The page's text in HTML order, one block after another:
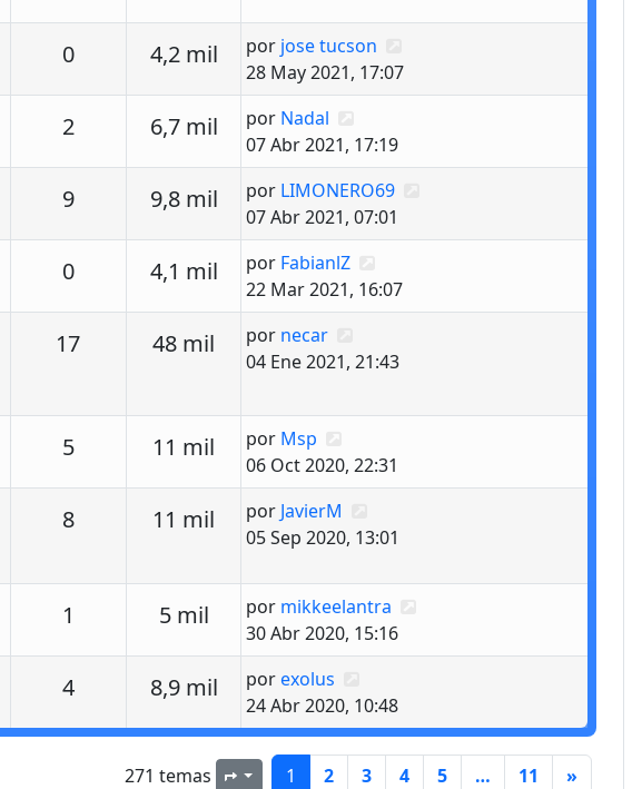
0Respuestas
4,2 milVistasÚltimo mensaje
por jose tucson
28 May 2021, 17:07
2Respuestas
6,7 milVistasÚltimo mensaje
por Nadal
07 Abr 2021, 17:19
9Respuestas
9,8 milVistasÚltimo mensaje
por LIMONERO69
07 Abr 2021, 07:01
0Respuestas
4,1 milVistasÚltimo mensaje
por FabianlZ
22 Mar 2021, 16:07
17Respuestas
48 mil Vistas
Último mensaje
por necar
04 Ene 2021, 21:43
5Respuestas
11 mil Vistas
Último mensaje
por Msp
06 Oct 2020, 22:31
8Respuestas
11 mil Vistas
Último mensaje
por JavierM
05 Sep 2020, 13:01
1 Respuestas
5 milVistasÚltimo mensaje
por mikkeelantra
30 Abr 2020, 15:16
4Respuestas
8,9 milVistasÚltimo mensaje
porexolus
24 Abr 2020, 10:48
271 temas Página1 de11
1 2 3 4 5 … 11 »